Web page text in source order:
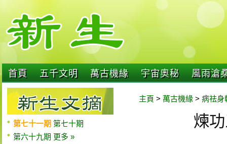
首頁 五千文明 萬古機緣 宇宙奧秘 風雨滄
第七十一期 第七十期
第六十九期 更多 »
主頁 > 萬古機緣 > 病祛身
煉